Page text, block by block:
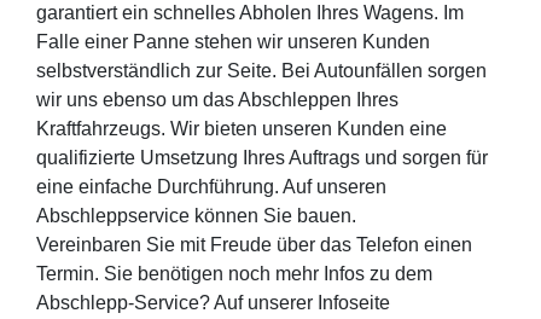
garantiert ein schnelles Abholen Ihres Wagens. Im
Falle einer Panne stehen wir unseren Kunden
selbstverständlich zur Seite. Bei Autounfällen sorgen
wir uns ebenso um das Abschleppen Ihres
Kraftfahrzeugs. Wir bieten unseren Kunden eine
qualifizierte Umsetzung Ihres Auftrags und sorgen für
eine einfache Durchführung. Auf unseren
Abschleppservice können Sie bauen.
Vereinbaren Sie mit Freude über das Telefon einen
Termin. Sie benötigen noch mehr Infos zu dem
Abschlepp-Service? Auf unserer Infoseite